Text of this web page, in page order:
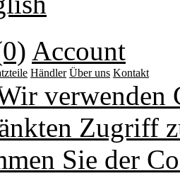
Account
Händler Über uns Kontakt
verwenden
Zugriff
Sie der